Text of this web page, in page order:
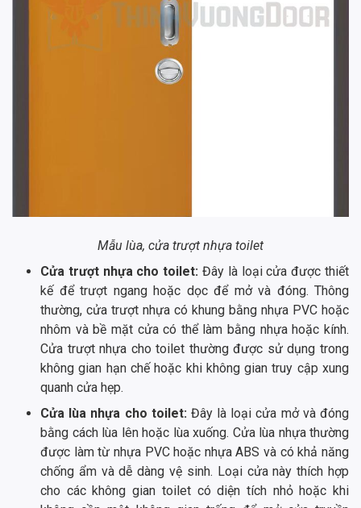
Mẫu lùa, cửa trượt nhựa toilet
Cửa trượt nhựa cho toilet: Đây là loại cửa được thiết
kế để trượt ngang hoặc dọc để mở và đóng. Thông
thường, cửa trượt nhựa có khung bằng nhựa PVC hoặc
nhôm và bề mặt cửa có thể làm bằng nhựa hoặc kính.
Cửa trượt nhựa cho toilet thường được sử dụng trong
không gian hạn chế hoặc khi không gian truy cập xung
quanh cửa hẹp.
Cửa lùa nhựa cho toilet: Đây là loại cửa mở và đóng
bằng cách lùa lên hoặc lùa xuống. Cửa lùa nhựa thường
được làm từ nhựa PVC hoặc nhựa ABS và có khả năng
chống ẩm và dễ dàng vệ sinh. Loại cửa này thích hợp
cho các không gian toilet có diện tích nhỏ hoặc khi